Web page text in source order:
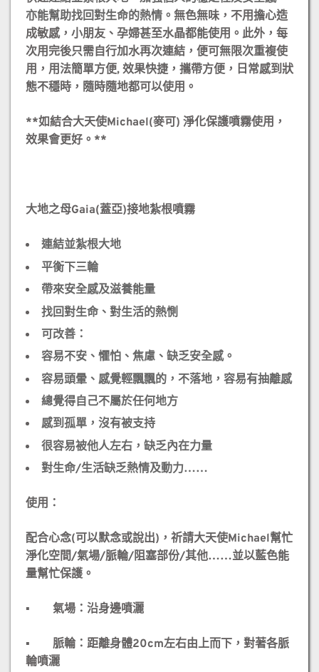
紮
根
噴
霧
(可
加
重
用)
亦能幫助找回對生命的熱情。 無色無味，不用擔心造
成敏感，小朋友、孕婦甚至水晶都能使用。此外，每
次用完後只需自行加水再次連結，便可無限次重複使
用，用法簡單方便, 效果快捷，攜帶方便，日常感到狀
態不穩時，隨時隨地都可以使用。
**如結合大天使Michael(麥可) 淨化保護噴霧使用，
效果會更好。**
大地之母Gaia(蓋亞)接地紮根噴霧
連結並紮根大地
平衡下三輪
帶來安全感及滋養能量
找回對生命、對生活的熱惻
可改善：
容易不安、懼怕、焦慮、缺乏安全感。
容易頭暈、感覺輕飄飄的，不落地，容易有抽離感
總覺得自己不屬於任何地方
感到孤單，沒有被支持
很容易被他人左右，缺乏內在力量
對生命/生活缺乏熱情及動力……
使用：
配合心念(可以默念或說出)，祈請大天使Michael幫忙
淨化空間/氣場/脈輪/阻塞部份/其他……並以藍色能
量幫忙保護。
▪️ 氣場：沿身邊噴灑
▪️ 脈輪：距離身體20cm左右由上而下，對著各脈
輪噴灑